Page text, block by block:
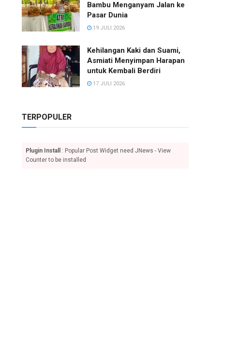
Bambu Menganyam Jalan ke
Pasar Dunia
19 JULI 2026
Kehilangan Kaki dan Suami,
Asmiati Menyimpan Harapan
untuk Kembali Berdiri
17 JULI 2026
TERPOPULER
Plugin Install
: Popular Post Widget need JNews - View
Counter to be installed